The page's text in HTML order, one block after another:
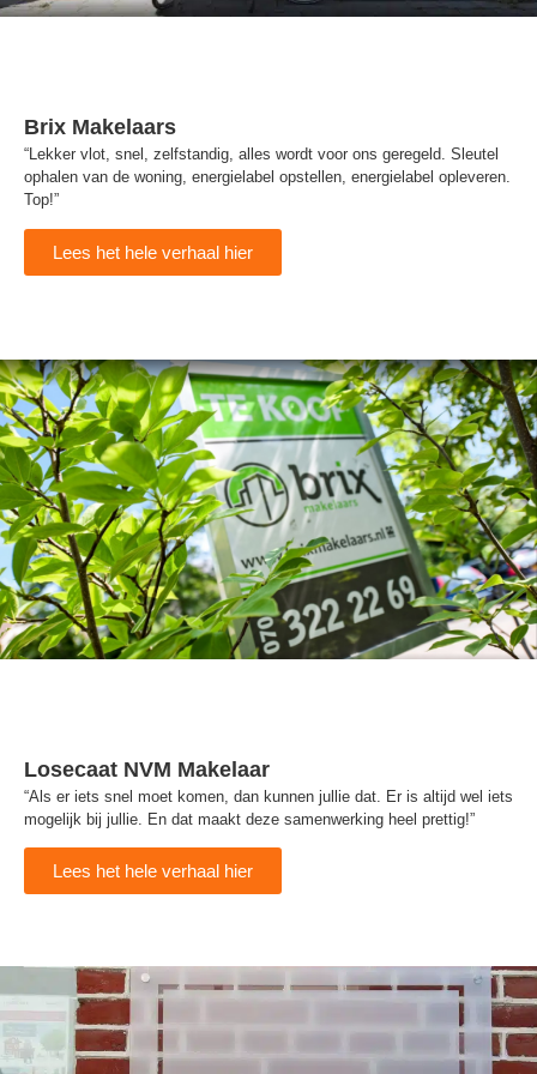
Brix Makelaars
“Lekker vlot, snel, zelfstandig, alles wordt voor ons geregeld. Sleutel
ophalen van de woning, energielabel opstellen, energielabel opleveren.
Top!”
Lees het hele verhaal hier
Losecaat NVM Makelaar
“Als er iets snel moet komen, dan kunnen jullie dat. Er is altijd wel iets
mogelijk bij jullie. En dat maakt deze samenwerking heel prettig!”
Lees het hele verhaal hier